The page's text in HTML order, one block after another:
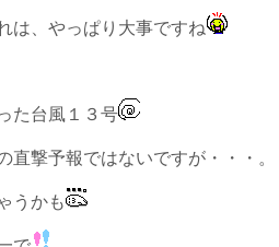
は、やっぱり大事ですね
た台風１３号
直撃予報ではないですが・・・。
うかも